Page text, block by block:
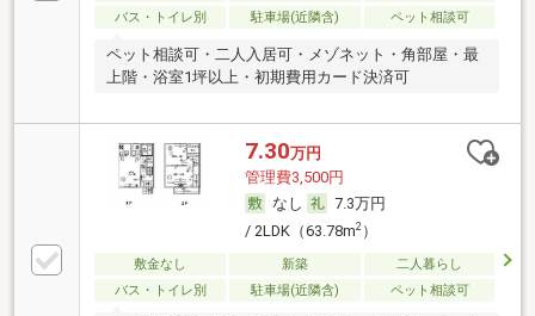
バス・トイレ別
駐車場(近隣含) ペット相談可
ペット相談可・二人入居可・メゾネット・角部屋・最
上階・浴室1坪以上・初期費用カード決済可
7.30万円
管理費3,500円
なし
7.3万円
/ 2LDK（63.78m2）
敷金なし 新築
二人暮らし
バス・トイレ別
駐車場(近隣含) ペット相談可